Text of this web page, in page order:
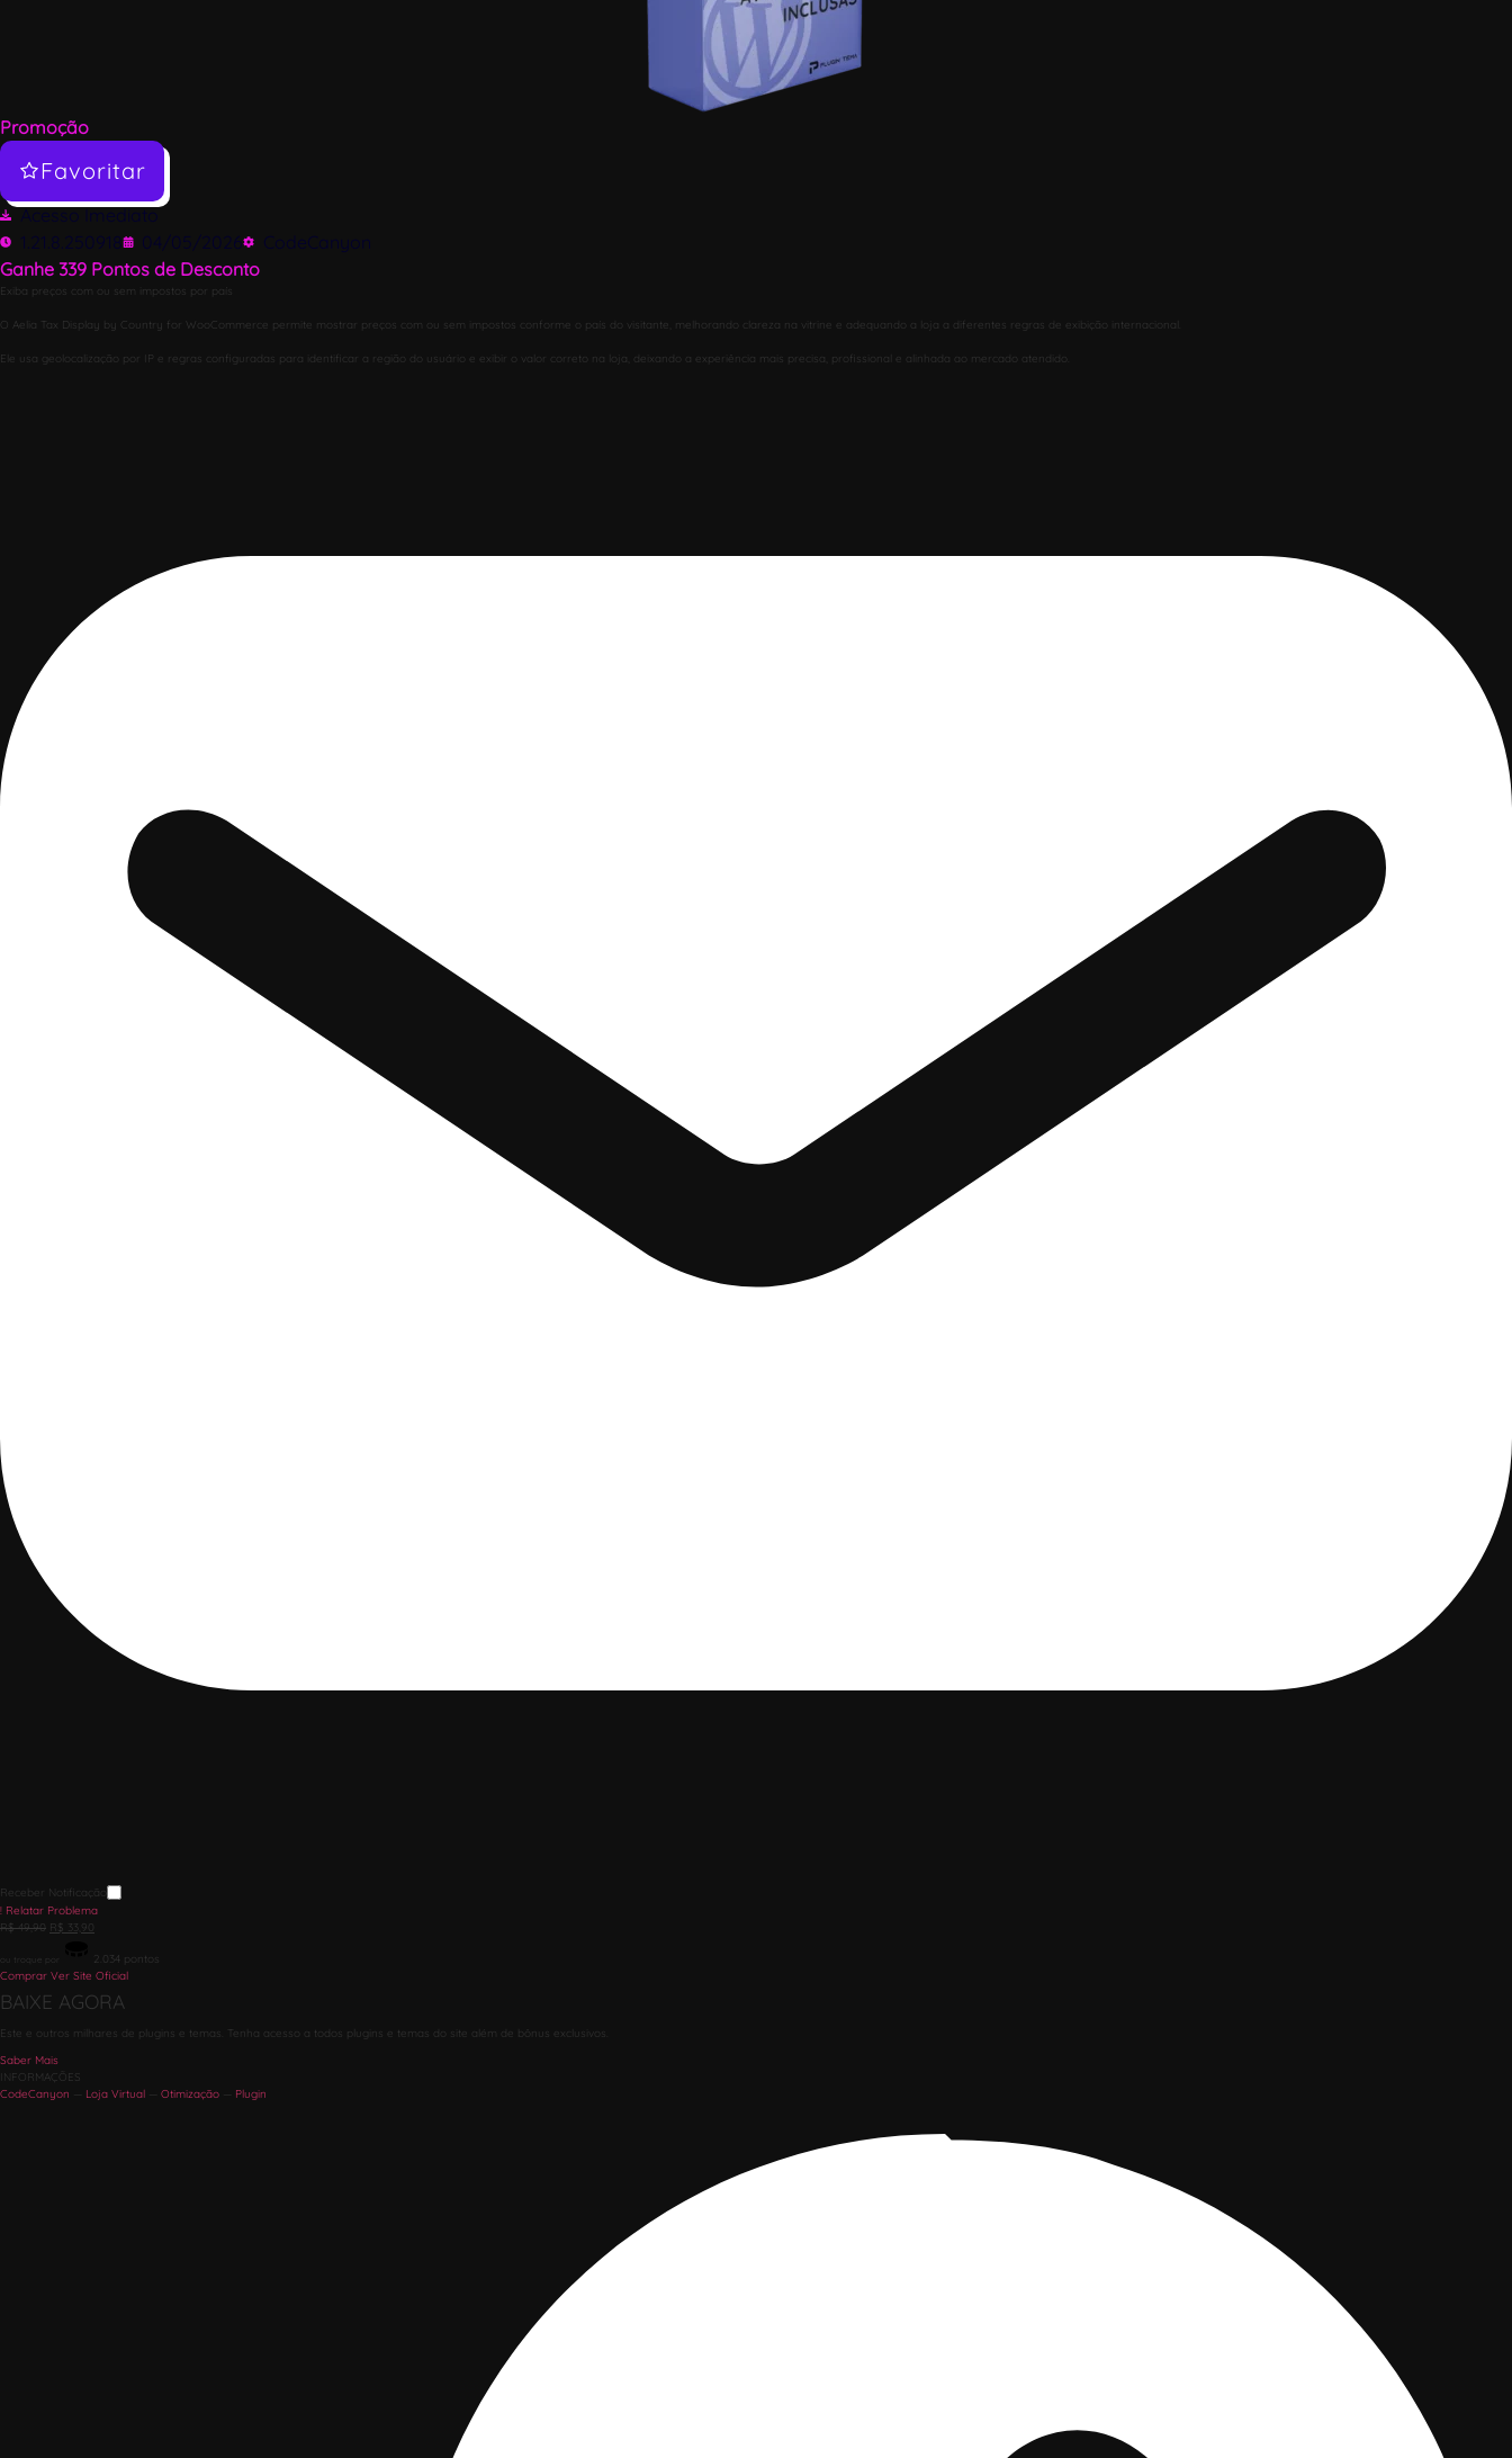
Promoção
Favoritar
Acesso Imediato
1.21.8.250918
04/05/2026
CodeCanyon
Ganhe 339 Pontos de Desconto
Exiba preços com ou sem impostos por país
O Aelia Tax Display by Country for WooCommerce permite mostrar preços com ou sem impostos conforme o país do visitante, melhorando clareza na vitrine e adequando a loja a diferentes regras de exibição internacional.
Ele usa geolocalização por IP e regras configuradas para identificar a região do usuário e exibir o valor correto na loja, deixando a experiência mais precisa, profissional e alinhada ao mercado atendido.
Receber Notificação
! Relatar Problema
R$49,90 R$ 33,90
ou troque por 2.034 pontos
Comprar Ver Site Oficial
BAIXE AGORA
Este e outros milhares de plugins e temas. Tenha acesso a todos plugins e temas do site além de bônus exclusivos.
Saber Mais
INFORMAÇÕES
CodeCanyon
Loja Virtual Otimização Plugin